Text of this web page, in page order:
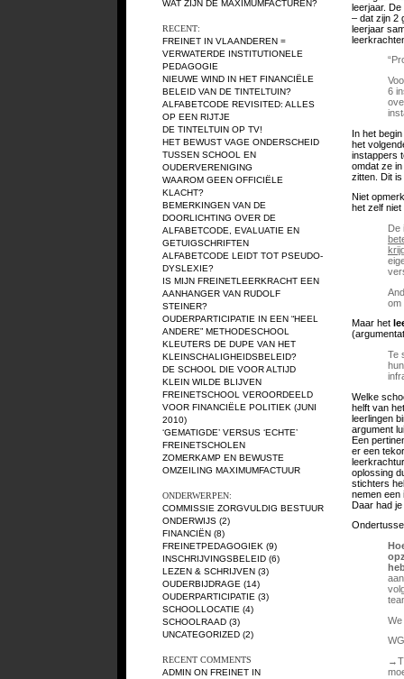
WAT ZIJN DE MAXIMUMFACTUREN?
RECENT:
FREINET IN VLAANDEREN =
VERWATERDE INSTITUTIONELE
PEDAGOGIE
NIEUWE WIND IN HET FINANCIËLE
BELEID VAN DE TINTELTUIN?
ALFABETCODE REVISITED: ALLES
OP EEN RIJTJE
DE TINTELTUIN OP TV!
HET BEWUST VAGE ONDERSCHEID
TUSSEN SCHOOL EN
OUDERVERENIGING
WAAROM GEEN OFFICIËLE
KLACHT?
BEMERKINGEN VAN DE
DOORLICHTING OVER DE
ALFABETCODE, EVALUATIE EN
GETUIGSCHRIFTEN
ALFABETCODE LEIDT TOT PSEUDO-
DYSLEXIE?
IS MIJN FREINETLEERKRACHT EEN
AANHANGER VAN RUDOLF
STEINER?
OUDERPARTICIPATIE IN EEN “HEEL
ANDERE” METHODESCHOOL
KLEUTERS DE DUPE VAN HET
KLEINSCHALIGHEIDSBELEID?
DE SCHOOL DIE VOOR ALTIJD
KLEIN WILDE BLIJVEN
FREINETSCHOOL VEROORDEELD
VOOR FINANCIËLE POLITIEK (JUNI
2010)
‘GEMATIGDE’ VERSUS ‘ECHTE’
FREINETSCHOLEN
ZOMERKAMP EN BEWUSTE
OMZEILING MAXIMUMFACTUUR
ONDERWERPEN:
COMMISSIE ZORGVULDIG BESTUUR
ONDERWIJS (2)
FINANCIËN (8)
FREINETPEDAGOGIEK (9)
INSCHRIJVINGSBELEID (6)
LEZEN & SCHRIJVEN (3)
OUDERBIJDRAGE (14)
OUDERPARTICIPATIE (3)
SCHOOLLOCATIE (4)
SCHOOLRAAD (3)
UNCATEGORIZED (2)
RECENT COMMENTS
ADMIN ON FREINET IN
leerjaar.
– dat zijn 2
leerjaar
6
In het
het
instappers
omdat ze
zitten. Dit
Niet
het zelf
De
om
Maar het
Te
Welke
helft van
leerlingen
argument
Een
er een
oplossing
stichters
nemen een
Daar had